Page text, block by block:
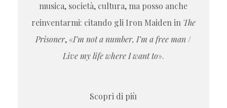
musica, società, cultura, ma posso anche
reinventarmi: citando gli Iron Maiden in The
Prisoner, «I’m not a number, I’m a free man /
Live my life where I want to».
Scopri di più